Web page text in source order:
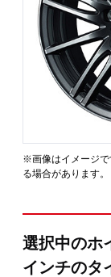
※画像はイメージで
る場合があります。
選択中のホ
インチのタ